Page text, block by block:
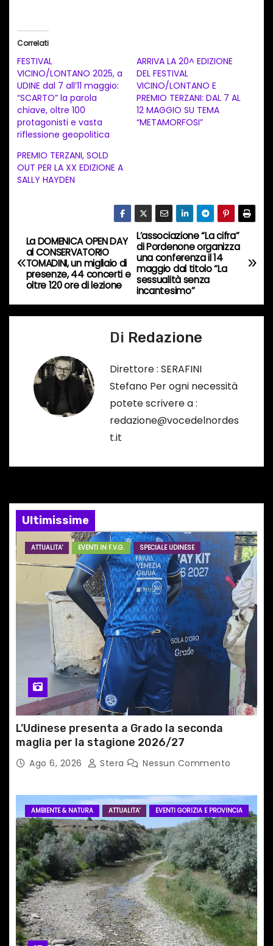
a
m
e
n
t
o
i
r
s
o
…
Correlati
FESTIVAL
VICINO/LONTANO 2025, a
UDINE dal 7 all’11 maggio:
“SCARTO” la parola
chiave, oltre 100
protagonisti e vasta
riflessione geopolitica
ARRIVA LA 20^ EDIZIONE
DEL FESTIVAL
VICINO/LONTANO E
PREMIO TERZANI: DAL 7 AL
12 MAGGIO SU TEMA
“METAMORFOSI”
PREMIO TERZANI, SOLD
OUT PER LA XX EDIZIONE A
SALLY HAYDEN
N
a
v
i
n
e
a
r
i
c
o
l
i
L’associazione “La cifra”
di Pordenone organizza
una conferenza il 14
maggio dal titolo “La
sessualità senza
incantesimo”
La DOMENICA OPEN DAY
al CONSERVATORIO
TOMADINI, un migliaio di
presenze, 44 concerti e
oltre 120 ore di lezione
Di Redazione
Direttore : SERAFINI
Stefano Per ogni necessità
potete scrivere a :
redazione@vocedelnordes
t.it
Ultimissime
ATTUALITA' EVENTI IN F.V.G. SPECIALE UDINESE
L’Udinese presenta a Grado la seconda
maglia per la stagione 2026/27
Ago 6, 2026 Stera Nessun Commento
AMBIENTE & NATURA ATTUALITA' EVENTI GORIZIA E PROVINCIA